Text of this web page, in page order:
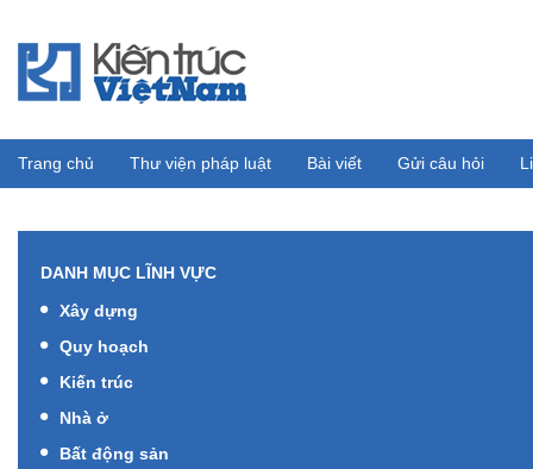
Trang chủ Thư viện pháp luật Bài viết Gửi câu hỏi
DANH MỤC LĨNH VỰC
Xây dựng
Quy hoạch
Kiến trúc
Nhà ở
Bất động sản